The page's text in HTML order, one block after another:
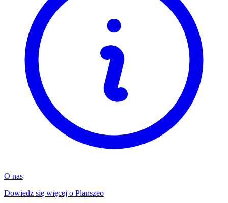
O nas
Dowiedz się więcej o Planszeo